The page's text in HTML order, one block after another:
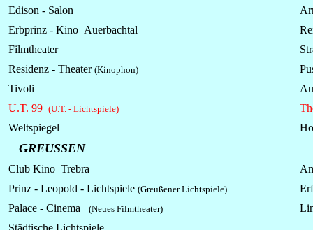
Edison - Salon
Erbprinz - Kino Auerbachtal
Filmtheater
Residenz - Theater (Kinophon)
Tivoli
U.T. 99 (U.T. - Lichtspiele)
Weltspiegel
GREUSSEN
Club Kino Trebra
Prinz - Leopold - Lichtspiele (Greußener Lichtspiele)
Palace - Cinema (Neues Filmtheater)
Städtische Lichtspiele